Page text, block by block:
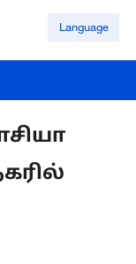
Language